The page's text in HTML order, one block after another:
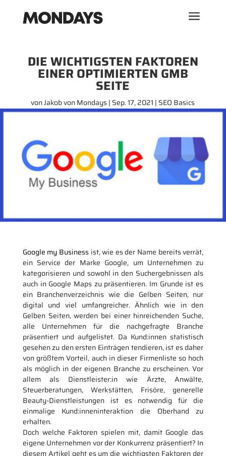
a
DIE WICHTIGSTEN FAKTOREN
EINER OPTIMIERTEN GMB
SEITE
vonJakob von Mondays Sep. 17, 2021 SEO Basics
Google my Business ist, wie es der Name bereits verrät,
ein Service der Marke Google, um Unternehmen zu
kategorisieren und sowohl in den Suchergebnissen als
auch in Google Maps zu präsentieren. Im Grunde ist es
ein Branchenverzeichnis wie die Gelben Seiten, nur
digital und viel umfangreicher. Ähnlich wie in den
Gelben Seiten, werden bei einer hinreichenden Suche,
alle Unternehmen für die nachgefragte Branche
präsentiert und aufgelistet. Da Kund:innen statistisch
gesehen zu den ersten Einträgen tendieren, ist es daher
von größtem Vorteil, auch in dieser Firmenliste so hoch
als möglich in der eigenen Branche zu erscheinen. Vor
allem als Dienstleister:in wie Ärzte, Anwälte,
Steuerberatungen, Werkstätten, Frisöre, generelle
Beauty-Dienstleistungen ist es notwendig für die
einmalige Kund:inneninteraktion die Oberhand zu
erhalten.
Doch welche Faktoren spielen mit, damit Google das
eigene Unternehmen vor der Konkurrenz präsentiert? In
diesem Artikel geht es um die wichtigsten Faktoren der